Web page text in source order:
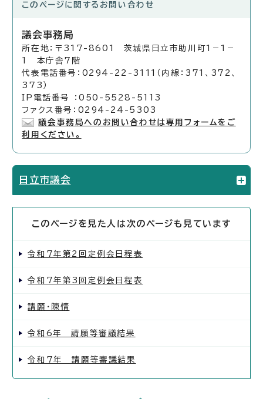
このページに関する お問い合わせ
議会事務局
所在地：〒317-8601 茨城県日立市助川町1－1－
1 本庁舎7階
代表電話番号：0294-22-3111（内線：371、372、
373）
IP電話番号 ：050-5528-5113
ファクス番号：0294-24-5303
議会事務局へのお問い合わせは専用フォームをご
利用ください。
日立市議会
このページを見た人は次のページも見ています
令和7年第2回定例会日程表
令和7年第3回定例会日程表
請願・陳情
令和6年 請願等審議結果
令和7年 請願等審議結果